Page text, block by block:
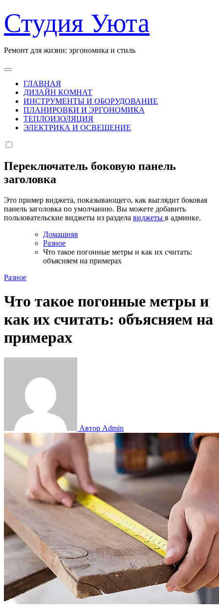
к
содержанию
Студия Уюта
Ремонт для жизни: эргономика и стиль
ГЛАВНАЯ
ДИЗАЙН КОМНАТ
ИНСТРУМЕНТЫ И ОБОРУДОВАНИЕ
ПЛАНИРОВКИ И ЭРГОНОМИКА
ТЕПЛОИЗОЛЯЦИЯ
ЭЛЕКТРИКА И ОСВЕЩЕНИЕ
Переключатель боковую панель
заголовка
Это пример виджета, показывающего, как выглядит боковая
панель заголовка по умолчанию. Вы можете добавить
пользовательские виджеты из раздела виджеты в админке.
Домашняя
Разное
Что такое погонные метры и как их считать:
объясняем на примерах
Разное
Что такое погонные метры и
как их считать: объясняем на
примерах
Автор Admin